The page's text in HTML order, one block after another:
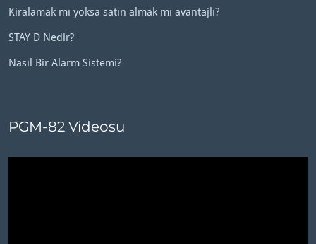
Kiralamak mı yoksa satın almak mı avantajlı?
STAY D Nedir?
Nasıl Bir Alarm Sistemi?
PGM-82 Videosu